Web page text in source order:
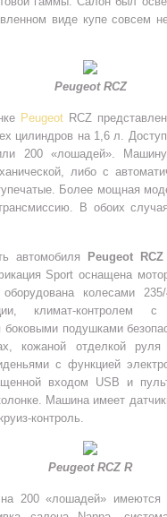
виде купе совсем
Peugeot RCZ
Peugeot RCZ
цилиндров на 1,6 л.
200 «лошадей».
либо с
Более мощная
В обоих
автомобиля Peugeot RCZ
Sport оснащена
колесами
климат-
подушками
кожаной отделкой
с функцией
входом USB и
Машина имеет
контроль.
Peugeot RCZ R
200 «лошадей» имеются